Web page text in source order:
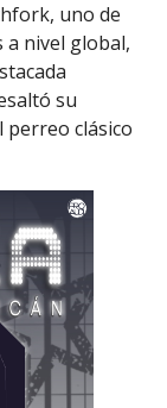
uno de
a nivel global,
su
perreo clásico